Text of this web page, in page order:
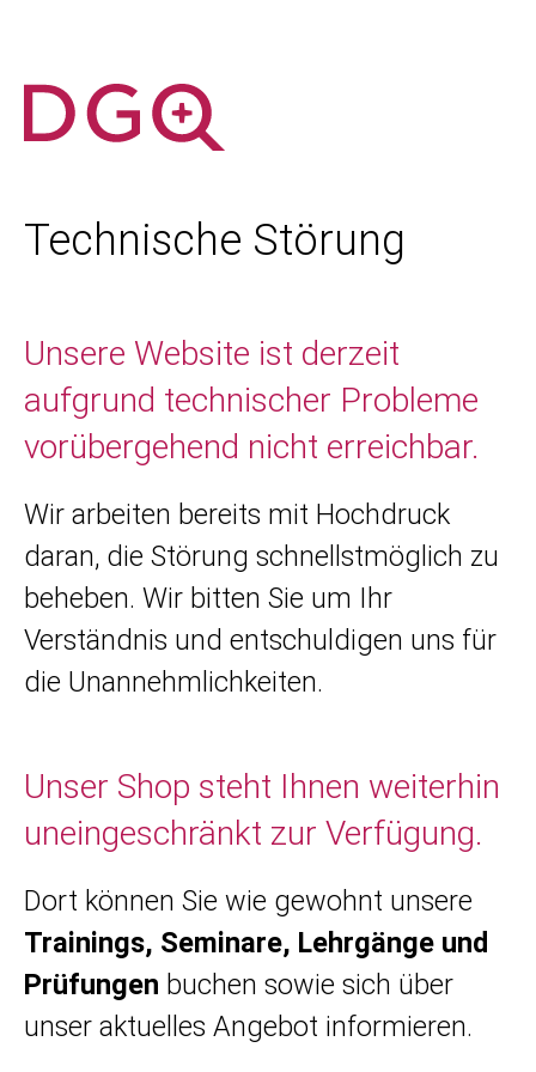
Technische Störung
Unsere Website ist derzeit
aufgrund technischer Probleme
vorübergehend nicht erreichbar.
Wir arbeiten bereits mit Hochdruck
daran, die Störung schnellstmöglich zu
beheben. Wir bitten Sie um Ihr
Verständnis und entschuldigen uns für
die Unannehmlichkeiten.
Unser Shop steht Ihnen weiterhin
uneingeschränkt zur Verfügung.
Dort können Sie wie gewohnt unsere
Trainings, Seminare, Lehrgänge und
Prüfungen buchen sowie sich über
unser aktuelles Angebot informieren.